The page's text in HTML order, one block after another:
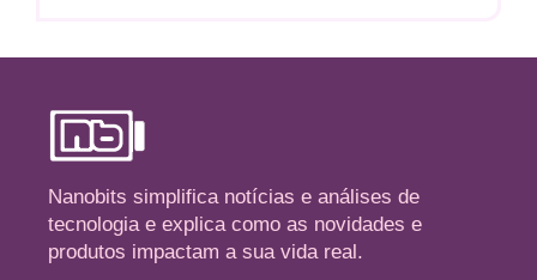
Nanobits simplifica notícias e análises de
tecnologia e explica como as novidades e
produtos impactam a sua vida real.